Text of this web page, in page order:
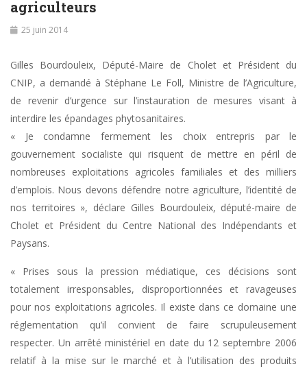
agriculteurs
25 juin 2014
Gilles Bourdouleix, Député-Maire de Cholet et Président du
CNIP, a demandé à Stéphane Le Foll, Ministre de l’Agriculture,
de revenir d’urgence sur l’instauration de mesures visant à
interdire les épandages phytosanitaires.
« Je condamne fermement les choix entrepris par le
gouvernement socialiste qui risquent de mettre en péril de
nombreuses exploitations agricoles familiales et des milliers
d’emplois. Nous devons défendre notre agriculture, l’identité de
nos territoires », déclare Gilles Bourdouleix, député-maire de
Cholet et Président du Centre National des Indépendants et
Paysans.
« Prises sous la pression médiatique, ces décisions sont
totalement irresponsables, disproportionnées et ravageuses
pour nos exploitations agricoles. Il existe dans ce domaine une
réglementation qu’il convient de faire scrupuleusement
respecter. Un arrêté ministériel en date du 12 septembre 2006
relatif à la mise sur le marché et à l’utilisation des produits